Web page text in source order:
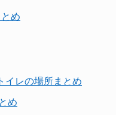
め
イレの場所まとめ
め